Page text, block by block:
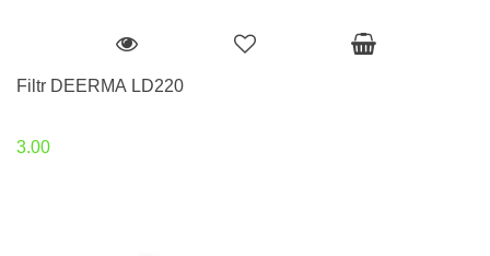
Filtr DEERMA LD220
3.00